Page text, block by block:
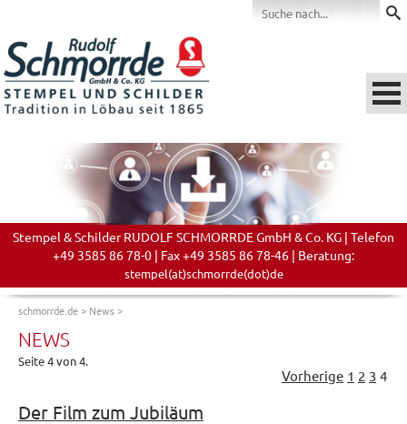
Stempel & Schilder RUDOLF SCHMORRDE GmbH & Co. KG | Telefon
+49 3585 86 78-0 | Fax +49 3585 86 78-46 | Beratung:
stempel(at)schmorrde(dot)de
schmorrde.de> News>
NEWS
Seite 4 von 4.
Vorherige 1 2 3 4
Der Film zum Jubiläum